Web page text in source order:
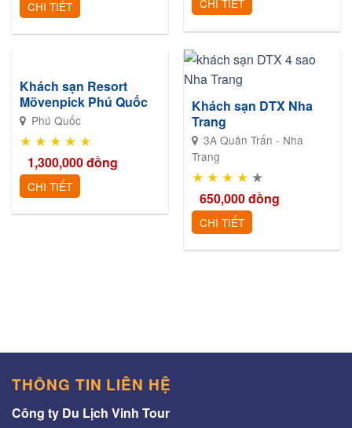
CHI TIẾT CHI TIẾT
Khách sạn Resort
Mövenpick Phú Quốc
Phú Quốc
★ ★ ★ ★ ★
1,300,000đồng
CHI TIẾT
Khách sạn DTX Nha
Trang
3A Quân Trấn - Nha
Trang
★ ★ ★ ★ ★
650,000đồng
CHI TIẾT
THÔNG TIN LIÊN HỆ
Công ty Du Lịch Vinh Tour